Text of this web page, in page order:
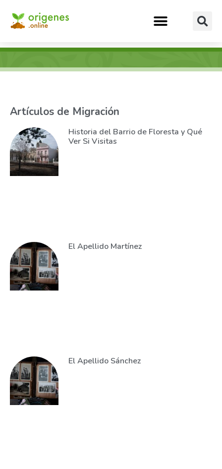
Artículos de Migración
Historia del Barrio de Floresta y Qué
Ver Si Visitas
El Apellido Martínez
El Apellido Sánchez